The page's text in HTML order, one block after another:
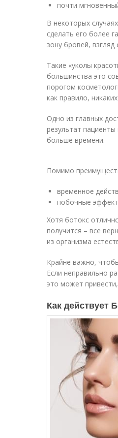
почти
В некоторых
сделать его более
зону бровей,
Такие «уколы
большинства это
порогом
как правило,
Одно из главных
результат
больше времени.
Помимо
временное
побочные
Хотя ботокс
получится – все
из организма
Крайне важно,
Если неправильно
это может
Как действует